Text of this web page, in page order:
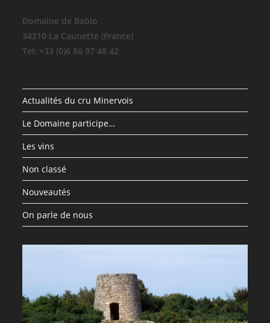
Domaine de Babio
34210 La Caunette (France)
Tel: +33 (0)6 86 97 48 42
Actualités du cru Minervois
Le Domaine participe…
Les vins
Non classé
Nouveautés
On parle de nous